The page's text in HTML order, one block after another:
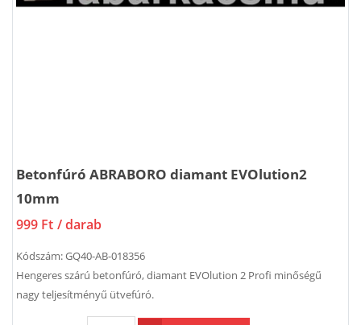
Betonfúró ABRABORO diamant EVOlution2
10mm
999 Ft / darab
Kódszám:GQ40-AB-018356
Hengeres szárú betonfúró, diamant EVOlution 2 Profi minőségű
nagy teljesítményű ütvefúró.